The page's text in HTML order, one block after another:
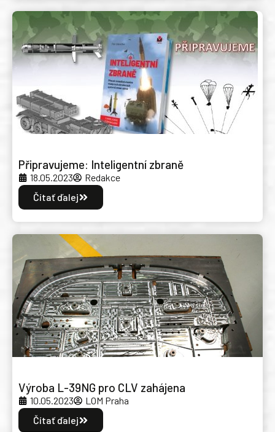
Připravujeme: Inteligentní zbraně
18.05.2023
Redakce
Čítať ďalej
Výroba L-39NG pro CLV zahájena
10.05.2023
LOM Praha
Čítať ďalej